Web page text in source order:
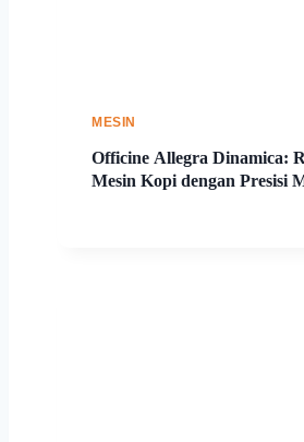
MESIN
Officine Allegra Dinamica:
Mesin Kopi dengan Presisi